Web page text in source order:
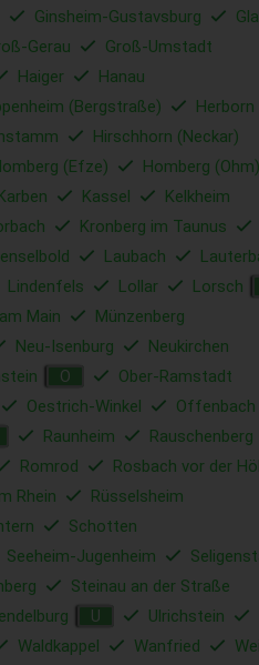
Ginsheim-Gustavsburg
Gerau
Groß-Umstadt
Haiger
Hanau
(Bergstraße)
Herborn
Hirschhorn (Neckar)
(Efze)
Homberg (Ohm)
Kassel
Kelkheim
Kronberg im Taunus
Laubach
Lindenfels Lollar Lorsch
Main
Münzenberg
Neu-Isenburg
Neukirchen
O
Ober-Ramstadt
Oestrich-Winkel
Offenbach
Raunheim
Rauschenberg
Romrod
Rosbach vor der
Rhein
Rüsselsheim
Schotten
Seeheim-Jugenheim
Steinau an der Straße
U Ulrichstein
Waldkappel Wanfried